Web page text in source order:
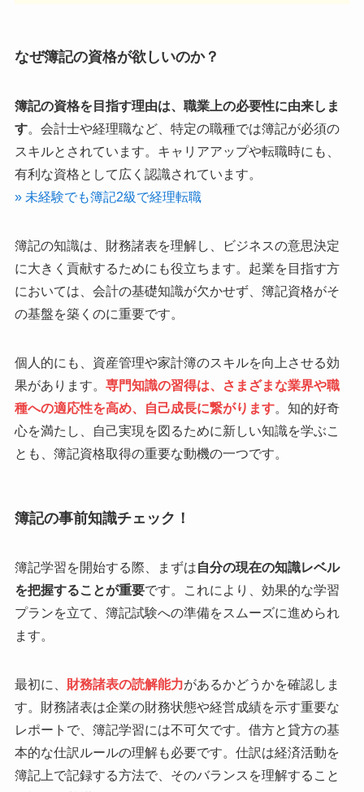
なぜ簿記の資格が欲しいのか？
簿記の資格を目指す理由は、職業上の必要性に由来しま
す。会計士や経理職など、特定の職種では簿記が必須の
スキルとされています。キャリアアップや転職時にも、
有利な資格として広く認識されています。
» 未経験でも簿記2級で経理転職
簿記の知識は、財務諸表を理解し、ビジネスの意思決定
に大きく貢献するためにも役立ちます。起業を目指す方
においては、会計の基礎知識が欠かせず、簿記資格がそ
の基盤を築くのに重要です。
個人的にも、資産管理や家計簿のスキルを向上させる効
果があります。 専門知識の習得は、さまざまな業界や職
種への適応性を高め、自己成長に繋がります。知的好奇
心を満たし、自己実現を図るために新しい知識を学ぶこ
とも、簿記資格取得の重要な動機の一つです。
簿記の事前知識チェック！
簿記学習を開始する際、まずは自分の現在の知識レベル
を把握することが重要です。これにより、効果的な学習
プランを立て、簿記試験への準備をスムーズに進められ
ます。
最初に、 財務諸表の読解能力があるかどうかを確認しま
す。財務諸表は企業の財務状態や経営成績を示す重要な
レポートで、簿記学習には不可欠です。借方と貸方の基
本的な仕訳ルールの理解も必要です。仕訳は経済活動を
簿記上で記録する方法で、そのバランスを理解すること